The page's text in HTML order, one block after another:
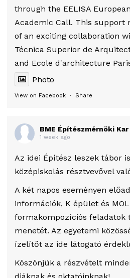
through the EELISA
Academic Call. This support
of an exciting collaboration
Técnica Superior de
and Ecole d'architecture
Photo
View on Facebook · Share
BME Építészmérnöki Kar
1 week ago
Az idei Építész leszek tábor
középiskolás résztvevővel
A két napos eseményen
információk, K épület és
formakompozíciós feladatok
menetét. Az egyetemi
ízelítőt az ide látogató
Köszönjük a részvételt